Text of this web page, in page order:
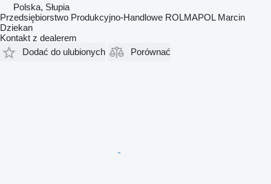
Polska, Słupia
Przedsiębiorstwo Produkcyjno-Handlowe ROLMAPOL Marcin
Dziekan
Kontakt z dealerem
Dodać do ulubionych
Porównać